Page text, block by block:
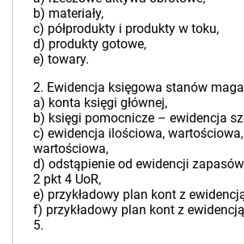
b) materiały,
c) półprodukty i produkty w toku,
d) produkty gotowe,
e) towary.
2. Ewidencja księgowa stanów
a) konta księgi głównej,
b) księgi pomocnicze – ewidencja
c) ewidencja ilościowa,
wartościowa,
d) odstąpienie od ewidencji
2 pkt 4 UoR,
e) przykładowy plan kont z
f) przykładowy plan kont z
5.